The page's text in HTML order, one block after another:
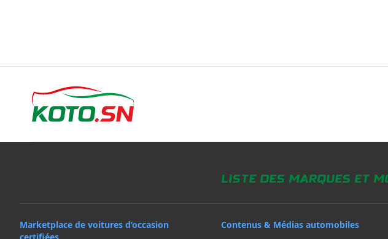
Liste des marques et
Marketplace de voitures d’occasion
Contenus & Médias automobiles